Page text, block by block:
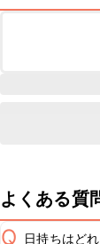
よくある質
Q 日持ちはど